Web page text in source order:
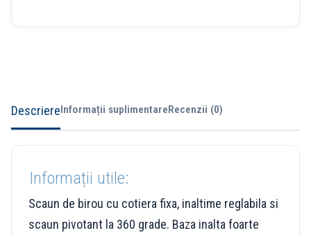
DescriereInformații suplimentareRecenzii (0)
Informații utile:
Scaun de birou cu cotiera fixa, inaltime reglabila si
scaun pivotant la 360 grade. Baza inalta foarte